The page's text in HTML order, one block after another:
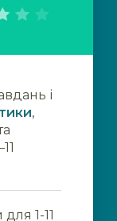
і
,
1-11